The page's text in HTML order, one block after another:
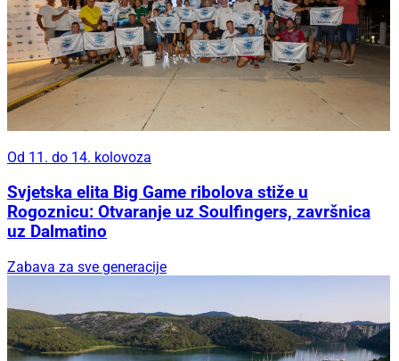
Od 11. do 14. kolovoza
Svjetska elita Big Game ribolova stiže u
Rogoznicu: Otvaranje uz Soulfingers, završnica
uz Dalmatino
Zabava za sve generacije